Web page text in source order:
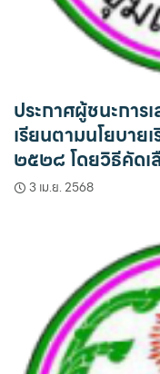
ประกาศผู้ชนะกา
เรียนตามนโยบาย
๒๕๒๘ โดยวิธีคัดเ
3 เม.ย. 2568